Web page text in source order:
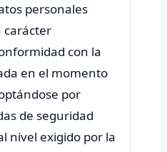
personales
carácter
con la
en el momento
por
de seguridad
nivel exigido por la